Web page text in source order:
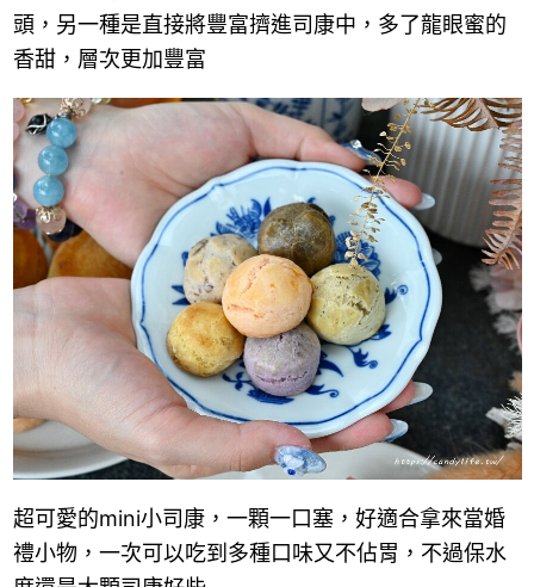
頭，另一種是直接將豐富擠進司康中，多了龍眼蜜的
香甜，層次更加豐富
超可愛的mini小司康，一顆一口塞，好適合拿來當婚
禮小物，一次可以吃到多種口味又不佔胃，不過保水